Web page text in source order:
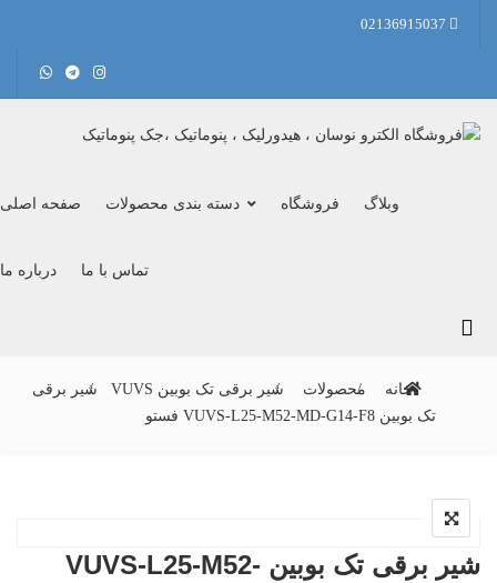
02136915037
صفحه اصلی دسته بندی محصولات فروشگاه وبلاگ
درباره ما تماس با ما
خانه محصولات شیر برقی تک بوبین VUVS
شیر برقی
تک بوبین VUVS-L25-M52-MD-G14-F8 فستو
شیر برقی تک بوبین VUVS-L25-M52-